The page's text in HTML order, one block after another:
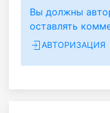
Вы должны
оставлять
АВТОРИЗАЦИЯ